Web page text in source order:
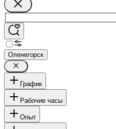
Оленегорск
График
Рабочие часы
Опыт